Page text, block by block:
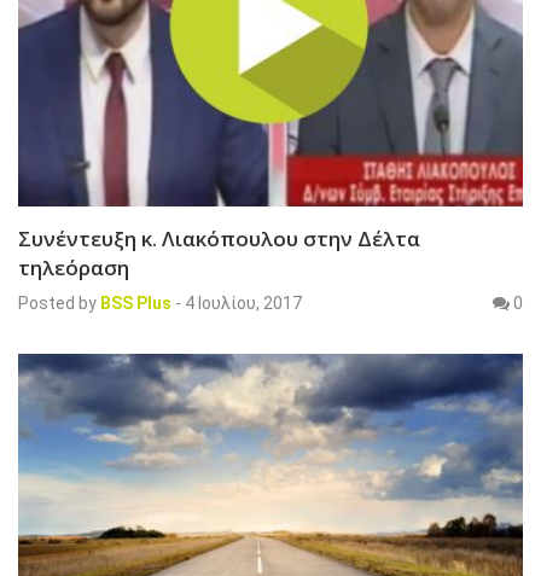
Συνέντευξη κ. Λιακόπουλου στην Δέλτα
τηλεόραση
Posted by BSS Plus - 4 Ιουλίου, 2017 0